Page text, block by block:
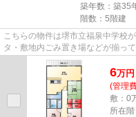
築年数：築35
階数：5階建
こちらの物件は堺市立福泉中学校
タ・敷地内ごみ置き場などが揃っ
はマンションです。こちらは自...
6万円
(管理
敷：0
所在